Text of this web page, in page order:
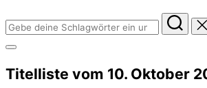
Suchen
nach:
Seitenleiste
Navigation
Titelliste vom 10. Oktober